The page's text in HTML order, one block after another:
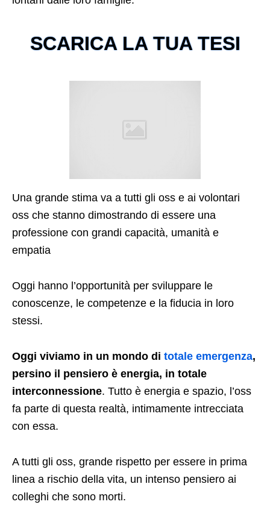
SCARICA LA TUA TESI
Una grande stima va a tutti gli oss e ai volontari
oss che stanno dimostrando di essere una
professione con grandi capacità, umanità e
empatia
Oggi hanno l’opportunità per sviluppare le
conoscenze, le competenze e la fiducia in loro
stessi.
Oggi viviamo in un mondo di totale emergenza,
persino il pensiero è energia, in totale
interconnessione. Tutto è energia e spazio, l’oss
fa parte di questa realtà, intimamente intrecciata
con essa.
A tutti gli oss, grande rispetto per essere in prima
linea a rischio della vita, un intenso pensiero ai
colleghi che sono morti.